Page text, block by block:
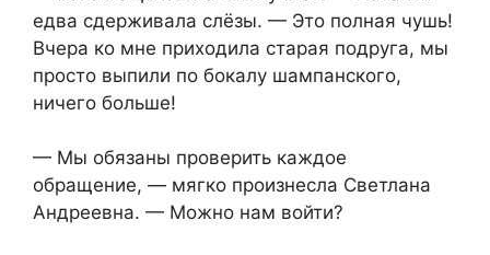
едва сдерживала слёзы. — Это полная чушь!
Вчера ко мне приходила старая подруга, мы
просто выпили по бокалу шампанского,
ничего больше!
— Мы обязаны проверить каждое
обращение, — мягко произнесла Светлана
Андреевна. — Можно нам войти?